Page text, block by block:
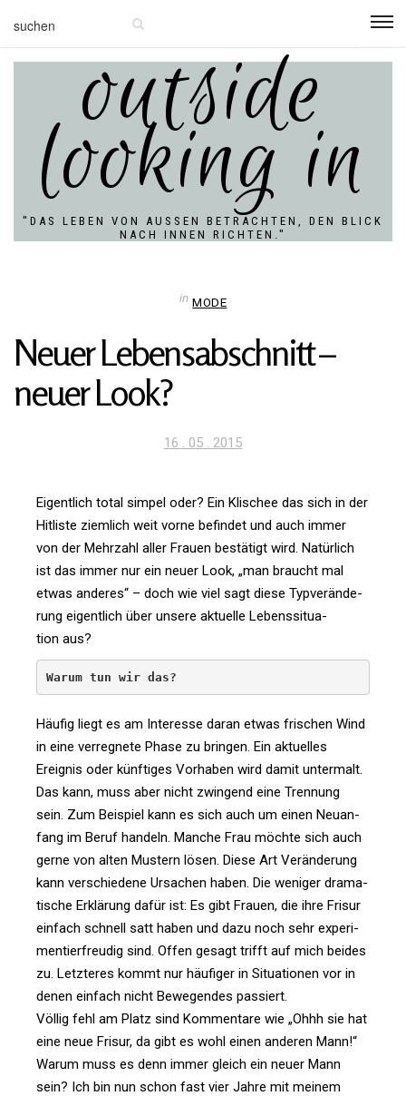
outside
looking in
"DAS LEBEN VON AUSSEN BETRACHTEN, DEN BLICK N
ACH INNEN RICHTEN."
in MODE
Neuer Lebens­ab­schnitt –
neuer Look?
Veröffentlicht
16 . 05 . 2015
Eigent­lich total simpel oder? Ein Kli­schee das sich in der
Hit­liste ziem­lich weit vorne befindet und auch immer
von der Mehr­zahl aller Frauen bestä­tigt wird. Natür­lich
ist das immer nur ein neuer Look, „man braucht mal
etwas anderes“ – doch wie viel sagt diese Typ­ver­än­de­
rung eigent­lich über unsere aktu­elle Lebens­si­tua­
tion aus?
Warum tun wir das?
Häufig liegt es am Inter­esse daran etwas fri­schen Wind
in eine ver­reg­nete Phase zu bringen. Ein aktu­elles
Ereignis oder künf­tiges Vor­haben wird damit unter­malt.
Das kann, muss aber nicht zwin­gend eine Tren­nung
sein. Zum Bei­spiel kann es sich auch um einen Neu­an­
fang im Beruf han­deln. Manche Frau möchte sich auch
gerne von alten Mus­tern lösen. Diese Art Ver­än­de­rung
kann ver­schie­dene Ursa­chen haben. Die weniger dra­ma­
ti­sche Erklä­rung dafür ist: Es gibt Frauen, die ihre Frisur
ein­fach schnell satt haben und dazu noch sehr expe­ri­
men­tier­freudig sind. Offen gesagt trifft auf mich beides
zu. Letz­teres kommt nur häu­figer in Situa­tionen vor in
denen ein­fach nicht Bewe­gendes passiert.
Völlig fehl am Platz sind Kom­men­tare wie „Ohhh sie hat
eine neue Frisur, da gibt es wohl einen anderen Mann!“
Warum muss es denn immer gleich ein neuer Mann
sein? Ich bin nun schon fast vier Jahre mit meinem